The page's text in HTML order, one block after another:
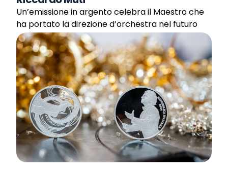
Un’emissione in argento celebra il Maestro che
ha portato la direzione d’orchestra nel futuro